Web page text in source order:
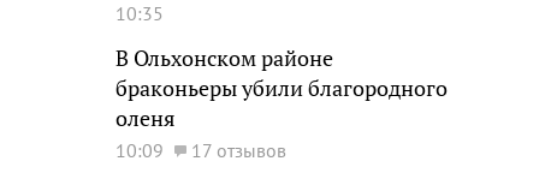
10:35
В Ольхонском районе
браконьеры убили благородного
оленя
10:09 17 отзывов